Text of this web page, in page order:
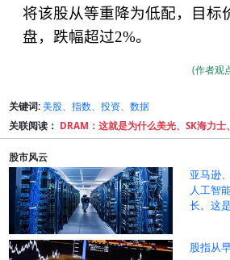
将该股从等重降为低配，目标
盘，跌幅超过2%。
(作者观
关键词: 美股、指数、投资、数据
关联阅读： DRAM：这就是为什么美光、SK海力士
股市风云
亚马逊
人工智
长。这
股指从